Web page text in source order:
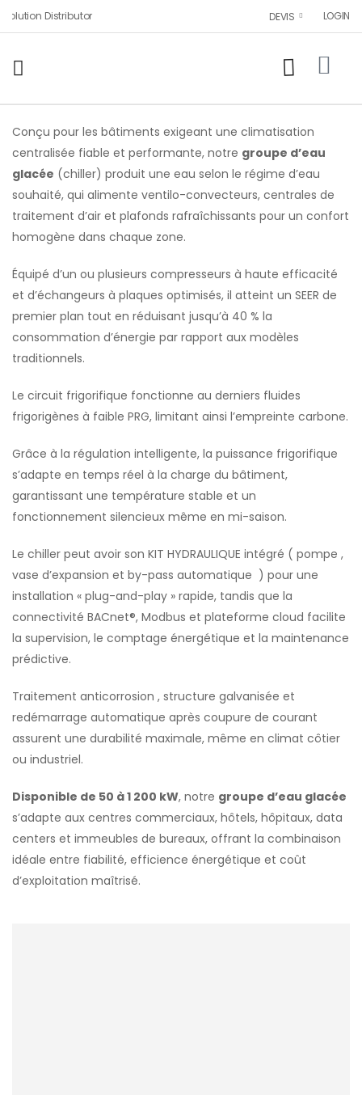
Distributor DEVIS LOGIN
Conçu pour les bâtiments exigeant une climatisation
centralisée fiable et performante, notre groupe d’eau
glacée (chiller) produit une eau selon le régime d’eau
souhaité, qui alimente ventilo-convecteurs, centrales de
traitement d’air et plafonds rafraîchissants pour un confort
homogène dans chaque zone.
Équipé d’un ou plusieurs compresseurs à haute efficacité
et d’échangeurs à plaques optimisés, il atteint un SEER de
premier plan tout en réduisant jusqu’à 40 % la
consommation d’énergie par rapport aux modèles
traditionnels.
Le circuit frigorifique fonctionne au derniers fluides
frigorigènes à faible PRG, limitant ainsi l’empreinte carbone.
Grâce à la régulation intelligente, la puissance frigorifique
s’adapte en temps réel à la charge du bâtiment,
garantissant une température stable et un
fonctionnement silencieux même en mi-saison.
Le chiller peut avoir son KIT HYDRAULIQUE intégré ( pompe ,
vase d’expansion et by-pass automatique ) pour une
installation « plug-and-play » rapide, tandis que la
connectivité BACnet®, Modbus et plateforme cloud facilite
la supervision, le comptage énergétique et la maintenance
prédictive.
Traitement anticorrosion , structure galvanisée et
redémarrage automatique après coupure de courant
assurent une durabilité maximale, même en climat côtier
ou industriel.
Disponible de 50 à 1 200 kW, notre groupe d’eau glacée
s’adapte aux centres commerciaux, hôtels, hôpitaux, data
centers et immeubles de bureaux, offrant la combinaison
idéale entre fiabilité, efficience énergétique et coût
d’exploitation maîtrisé.